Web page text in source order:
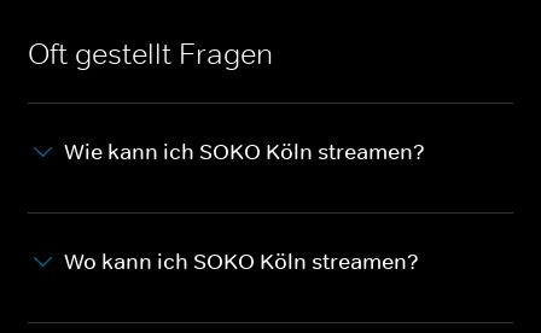
Oft gestellt Fragen
Wie kann ich SOKO Köln streamen?
Wo kann ich SOKO Köln streamen?